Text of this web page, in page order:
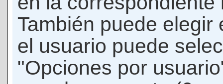
También puede
el usuario puede
"Opciones por